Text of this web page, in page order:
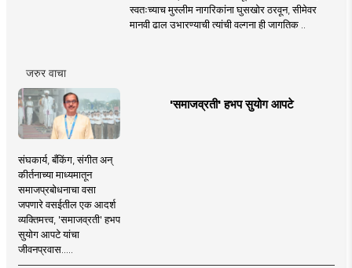
स्वतःच्याच मुस्लीम नागरिकांना घुसखोर ठरवून, सीमेवर
मानवी ढाल उभारण्याची त्यांची वल्गना ही जागतिक ..
जरुर वाचा
'समाजव्रती' हभप सुयोग आपटे
संघकार्य, बँकिंग, संगीत अन्
कीर्तनाच्या माध्यमातून
समाजप्रबोधनाचा वसा
जपणारे वसईतील एक आदर्श
व्यक्तिमत्त्व, 'समाजव्रती' हभप
सुयोग आपटे यांचा
जीवनप्रवास.....